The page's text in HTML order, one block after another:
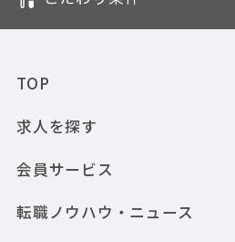
TOP
求人を探す
会員サービス
転職ノウハウ・ニュース